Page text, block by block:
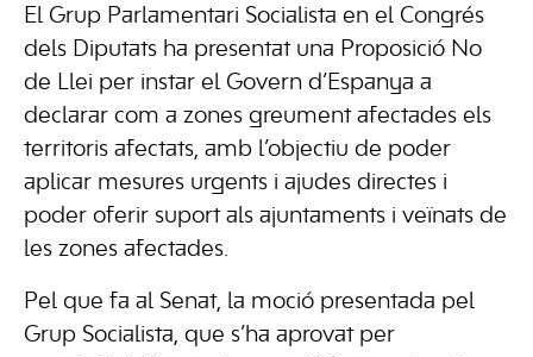
El Grup Parlamentari Socialista en el Congrés
dels Diputats ha presentat una Proposició No
de Llei per instar el Govern d’Espanya a
declarar com a zones greument afectades els
territoris afectats, amb l’objectiu de poder
aplicar mesures urgents i ajudes directes i
poder oferir suport als ajuntaments i veïnats de
les zones afectades.
Pel que fa al Senat, la moció presentada pel
Grup Socialista, que s’ha aprovat per